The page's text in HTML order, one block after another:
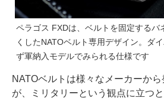
ペラゴス FXDは、ベルトを固定するバ
くしたNATOベルト専用デザイン。ダ
ず軍納入モデルでみられる仕様です
NATOベルトは様々なメーカーか
が、ミリタリーという観点に立つ